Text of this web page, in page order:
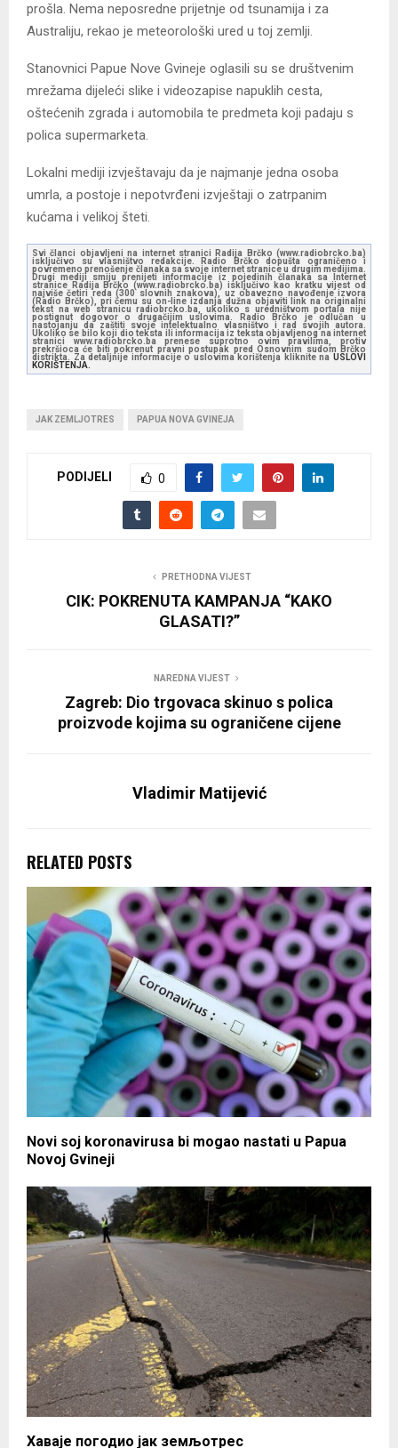
prošla. Nema neposredne prijetnje od tsunamija i za
Australiju, rekao je meteorološki ured u toj zemlji.
Stanovnici Papue Nove Gvineje oglasili su se društvenim
mrežama dijeleći slike i videozapise napuklih cesta,
oštećenih zgrada i automobila te predmeta koji padaju s
polica supermarketa.
Lokalni mediji izvještavaju da je najmanje jedna osoba
umrla, a postoje i nepotvrđeni izvještaji o zatrpanim
kućama i velikoj šteti.
Svi članci objavljeni na internet stranici Radija Brčko (www.radiobrcko.ba)
isključivo su vlasništvo redakcije. Radio Brčko dopušta ograničeno i
povremeno prenošenje članaka sa svoje internet stranice u drugim medijima.
Drugi mediji smiju prenijeti informacije iz pojedinih članaka sa Internet
stranice Radija Brčko (www.radiobrcko.ba) isključivo kao kratku vijest od
najviše četiri reda (300 slovnih znakova), uz obavezno navođenje izvora
(Radio Brčko), pri čemu su on-line izdanja dužna objaviti link na originalni
tekst na web stranicu radiobrcko.ba, ukoliko s uredništvom portala nije
postignut dogovor o drugačijim uslovima. Radio Brčko je odlučan u
nastojanju da zaštiti svoje intelektualno vlasništvo i rad svojih autora.
Ukoliko se bilo koji dio teksta ili informacija iz teksta objavljenog na internet
stranici www.radiobrcko.ba prenese suprotno ovim pravilima, protiv
prekršioca će biti pokrenut pravni postupak pred Osnovnim sudom Brčko
distrikta. Za detaljnije informacije o uslovima korištenja kliknite na USLOVI
KORIŠTENJA.
JAK ZEMLJOTRES PAPUA NOVA GVINEJA
PODIJELI 0
PRETHODNA VIJEST
CIK: POKRENUTA KAMPANJA “KAKO
GLASATI?”
NAREDNA VIJEST
Zagreb: Dio trgovaca skinuo s polica
proizvode kojima su ograničene cijene
Vladimir Matijević
RELATED POSTS
Novi soj koronavirusa bi mogao nastati u Papua
Novoj Gvineji
Хаваје погодио јак земљотрес